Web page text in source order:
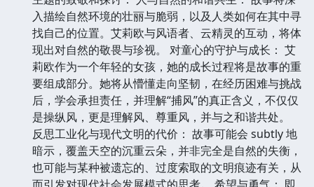
入描绘自然环境的壮丽与脆弱，以及人类如何在其中寻
找自己的位置。艾莉欧与风语者、云精灵的互动，将体
现出对自然的敬畏与珍视。 对童心的守护与成长： 艾
莉欧作为一个年轻的女孩，她的成长过程将是故事的重
要组成部分。她将从懵懂走向坚韧，在经历困难与挑战
后，学会承担责任，并理解“捕风”的真正含义，不仅仅
是操纵风，更是理解风、尊重风，并与之和谐共处。
反思工业化与现代文明的代价： 故事可能会 subtly 地
暗示，覆盖天空的沉重云朵，并非完全是自然的失衡，
也可能与某种被遗忘的、过度索取的文明痕迹有关，从